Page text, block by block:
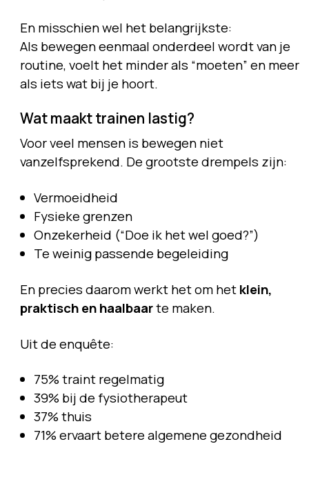
En misschien wel het belangrijkste:
Als bewegen eenmaal onderdeel wordt van je
routine, voelt het minder als “moeten” en meer
als iets wat bij je hoort.
Wat maakt trainen lastig?
Voor veel mensen is bewegen niet
vanzelfsprekend. De grootste drempels zijn:
Vermoeidheid
Fysieke grenzen
Onzekerheid (“Doe ik het wel goed?”)
Te weinig passende begeleiding
En precies daarom werkt het om hetklein,
praktisch en haalbaarte maken.
Uit de enquête:
75% traint regelmatig
39% bij de fysiotherapeut
37% thuis
71% ervaart betere algemene gezondheid